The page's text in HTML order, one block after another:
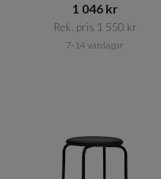
1 046 kr​​
Rek. pris 1 550 kr​​
7-14 vardagar